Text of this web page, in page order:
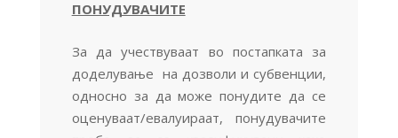
ПОНУДУВАЧИТЕ
За да учествуваат во постапката за
доделување на дозволи и субвенции,
односно за да може понудите да се
оценуваат/евалуираат, понудувачите